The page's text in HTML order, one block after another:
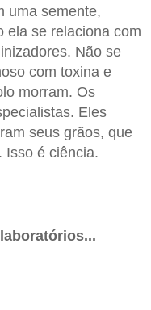
uma semente,
ela se relaciona com
Não se
com toxina e
morram. Os
Eles
seus grãos, que
Isso é ciência.